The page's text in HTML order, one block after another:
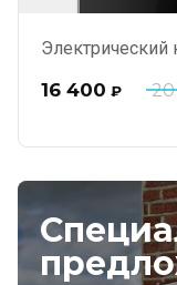
Электрический
16 400 ₽